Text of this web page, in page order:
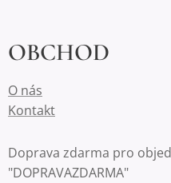
OBCHOD
O nás
Kontakt
Doprava zdarma pro
"DOPRAVAZDARMA"